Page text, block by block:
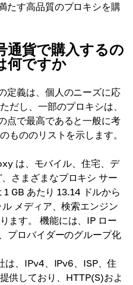
たす高品質のプロキシを購
通貨で購入するの
何ですか
定義は、個人のニーズに応
だし、一部のプロキシは、
点で最高であると一般に考
もののリストを示します。
は、モバイル、住宅、デ
さまざまなプロキシ サー
GB あたり 13.14 ドルから
メディア、検索エンジン
ます。 機能には、IP ロー
プロバイダーのグループ化
は、IPv4、IPv6、ISP、住
供しており、HTTP(S)およ